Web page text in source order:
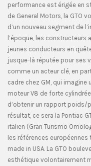
performance est érigée en
de General Motors, la GTO
d’un nouveau segment de
l’époque, les constructeurs
jeunes conducteurs en
jusque-là réputée pour ses
comme un acteur clé, en
cadre chez GM, qui
moteur V8 de forte
d’obtenir un rapport poids/
résultat, ce sera la Pontiac
italien (Gran Turismo
les références
made in USA. La GTO
esthétique volontairement